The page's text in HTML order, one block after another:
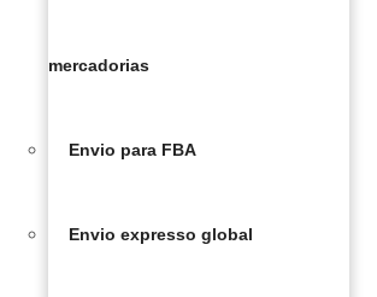
mercadorias
Envio para FBA
Envio expresso global